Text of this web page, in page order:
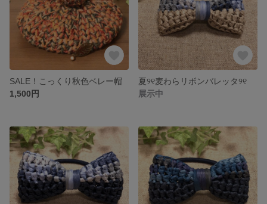
SALE！こっくり秋色ベレー帽
1,500円
夏୨୧麦わらリボンバレッタ୨୧
展示中